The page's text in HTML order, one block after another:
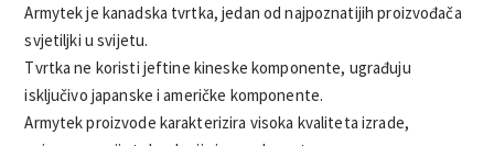
Armytek je kanadska tvrtka, jedan od najpoznatijih proizvođača
svjetiljki u svijetu.
Tvrtka ne koristi jeftine kineske komponente, ugrađuju
isključivo japanske i američke komponente.
Armytek proizvode karakterizira visoka kvaliteta izrade,